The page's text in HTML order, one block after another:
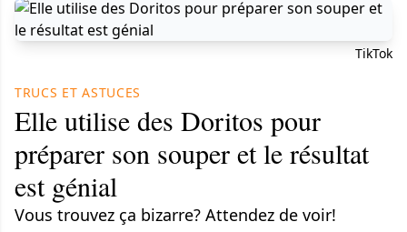
TikTok
TRUCS ET ASTUCES
Elle utilise des Doritos pour
préparer son souper et le résultat
est génial
Vous trouvez ça bizarre? Attendez de voir!